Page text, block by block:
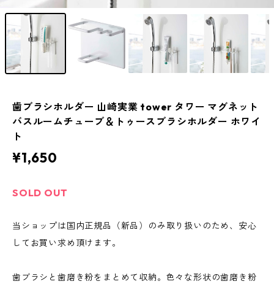
歯ブラシホルダー 山崎実業 tower タワー マグネット
バスルームチューブ＆トゥースブラシホルダー ホワイ
ト
¥1,650
SOLD OUT
当ショップは国内正規品（新品）のみ取り扱いのため、安心
してお買い求め頂けます。
歯ブラシと歯磨き粉をまとめて収納。色々な形状の歯磨き粉